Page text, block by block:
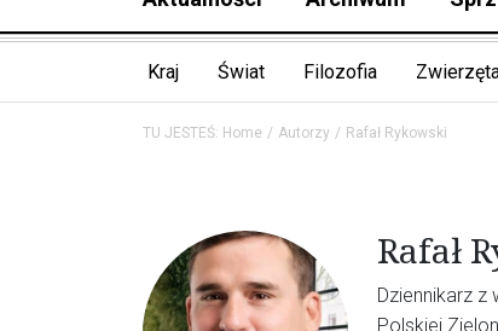
Kraj Świat Filozofia
TU JESTEŚ: Home Autorzy Rafał Rykowski
Rafał
Dziennikarz
Polskiej